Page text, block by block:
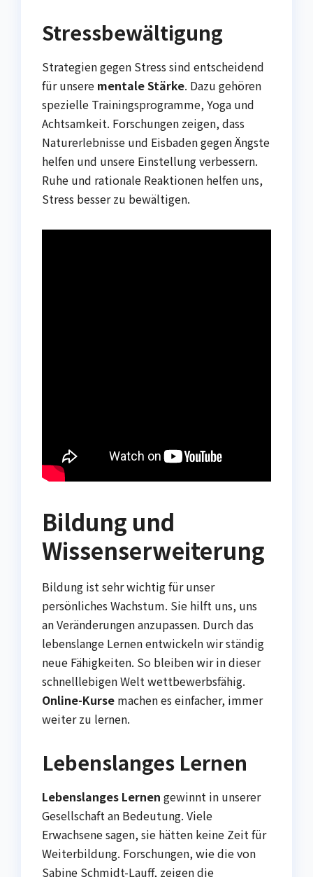
Stressbewältigung
Strategien gegen Stress sind entscheidend
für unsere mentale Stärke. Dazu gehören
spezielle Trainingsprogramme, Yoga und
Achtsamkeit. Forschungen zeigen, dass
Naturerlebnisse und Eisbaden gegen Ängste
helfen und unsere Einstellung verbessern.
Ruhe und rationale Reaktionen helfen uns,
Stress besser zu bewältigen.
Bildung und
Wissenserweiterung
Bildung ist sehr wichtig für unser
persönliches Wachstum. Sie hilft uns, uns
an Veränderungen anzupassen. Durch das
lebenslange Lernen entwickeln wir ständig
neue Fähigkeiten. So bleiben wir in dieser
schnelllebigen Welt wettbewerbsfähig.
Online-Kurse machen es einfacher, immer
weiter zu lernen.
Lebenslanges Lernen
Lebenslanges Lernen gewinnt in unserer
Gesellschaft an Bedeutung. Viele
Erwachsene sagen, sie hätten keine Zeit für
Weiterbildung. Forschungen, wie die von
Sabine Schmidt-Lauff, zeigen die